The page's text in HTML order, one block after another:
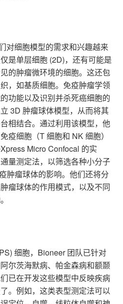
对细胞模型的需求和兴趣越来
是单层细胞 (2D)，还有可能是
的肿瘤微环境的细胞。这还包
，如基质细胞。免疫肿瘤学领
功能以及识别并杀死癌细胞的
3D 肿瘤球体模型，从而将其
相结合。通过利用该模型，他
疫细胞（T 细胞和 NK 细胞）
Micro Confocal 的实
量测定法，以筛选各种小分子
肿瘤球体的影响。他们还将分
瘤球体的作用模式，以及不同
细胞，Bioneer 团队已针对
尔茨海默病、帕金森病和额颞
已在开发这些模型中反映疾病
。例如，这类表型测定法可以